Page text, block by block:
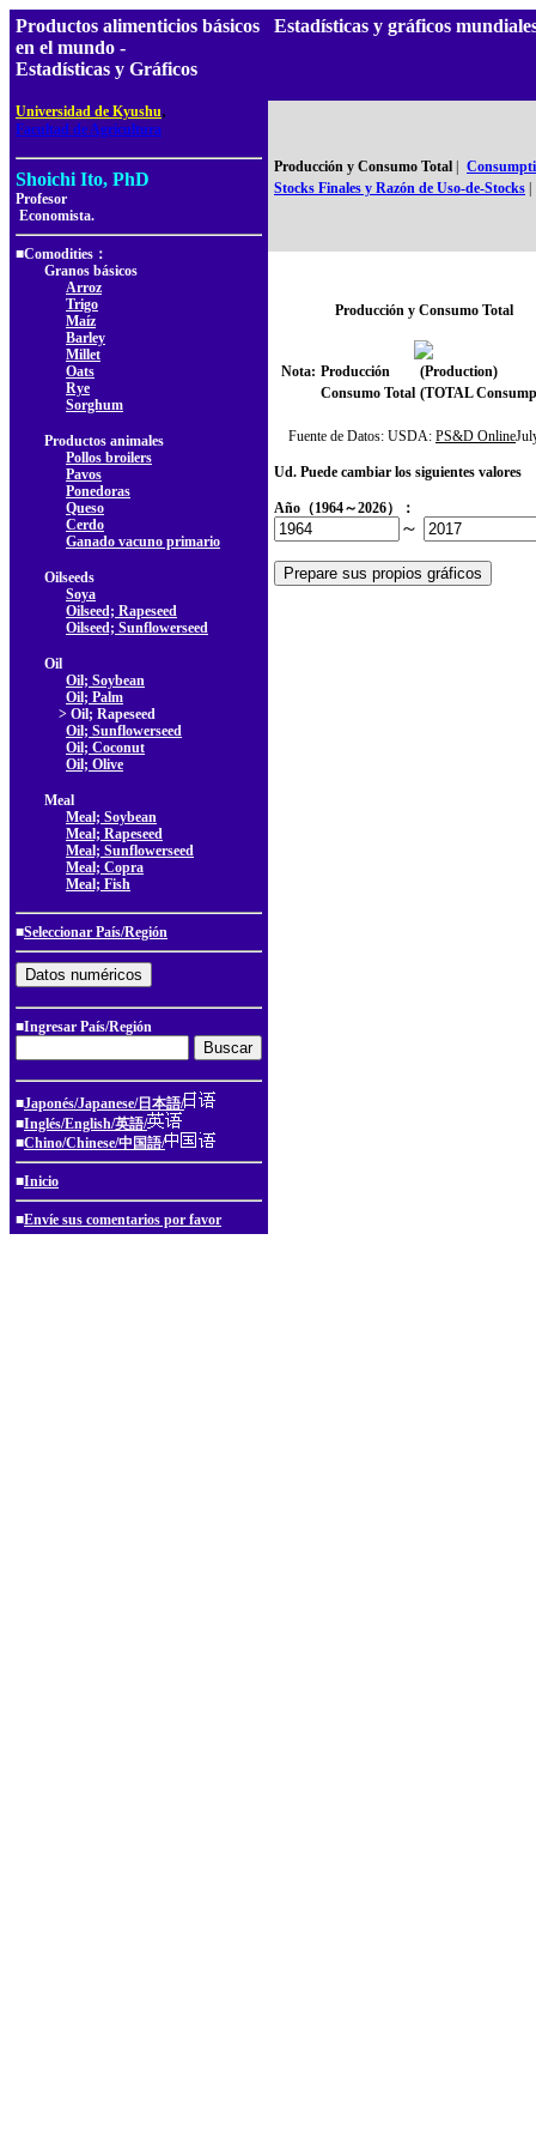
Productos alimenticios básicos
en el mundo -
Estadísticas y Gráficos
Universidad de Kyushu,
Facultad de Agricultura
Shoichi Ito, PhD
Profesor
Economista.
■Comodities：
Granos básicos
Arroz
Trigo
Maíz
Barley
Millet
Oats
Rye
Sorghum
Productos animales
Pollos broilers
Pavos
Ponedoras
Queso
Cerdo
Ganado vacuno primario
Oilseeds
Soya
Oilseed; Rapeseed
Oilseed; Sunflowerseed
Oil
Oil; Soybean
Oil; Palm
> Oil; Rapeseed
Oil; Sunflowerseed
Oil; Coconut
Oil; Olive
Meal
Meal; Soybean
Meal; Rapeseed
Meal; Sunflowerseed
Meal; Copra
Meal; Fish
■Seleccionar País/Región
■Ingresar País/Región
■Japonés/Japanese/日本語/
■Inglés/English/英語/
■Chino/Chinese/中国語/
■Inicio
■Envíe sus comentarios por favor
Estadísticas y gráficos
Producción y Consumo Total
Stocks Finales y Razón de Uso-de-Stocks
Producción y Consumo Total
Nota: Producción
(Production)
Consumo Total (TOTAL
Fuente de Datos: USDA: PS&D Online
Ud. Puede cambiar los siguientes valores
Año（1964～2026）：
～